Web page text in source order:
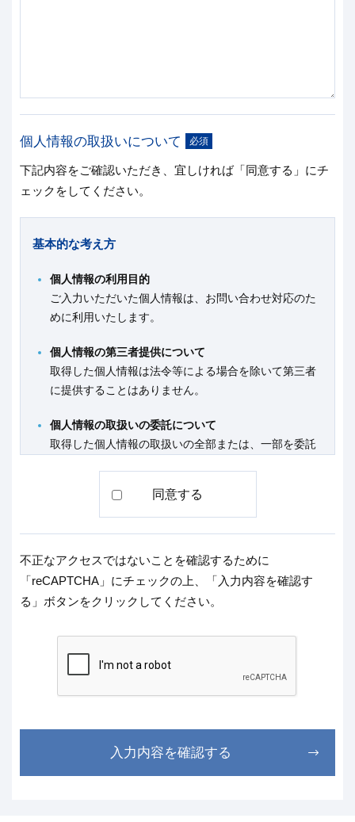
個人情報の取扱いについて 必須
下記内容をご確認いただき、宜しければ「同意する」にチ
ェックをしてください。
基本的な考え方
個人情報の利用目的
ご入力いただいた個人情報は、お問い合わせ対応のた
めに利用いたします。
個人情報の第三者提供について
取得した個人情報は法令等による場合を除いて第三者
に提供することはありません。
個人情報の取扱いの委託について
取得した個人情報の取扱いの全部または、一部を委託
個人情報の開示等
ご本人の求めにより、当社が保有する開示対象個人情
報の①利用目的の通知、②開示、③訂正、④追加また
は削除、⑤利用の停止、⑥消去または第三者への提供
の停止（「開示等」といいます。）に応じます。開示
お問い合わせに関しまして、当社が提供を求めるすべ
本人が容易に認識できない方法による個人情報の取得
ウェブビーコン等を用いるなどして、本人が容易に認
同意する
不正なアクセスではないことを確認するために
「reCAPTCHA」にチェックの上、「入力内容を確認す
る」ボタンをクリックしてください。
入力内容を確認する